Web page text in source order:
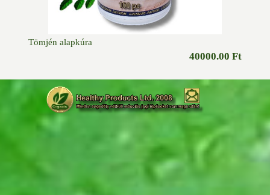
Tömjén alapkúra
40000.00 Ft